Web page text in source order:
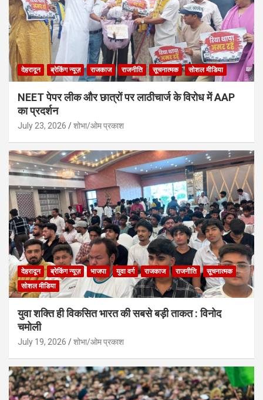
देहरादून ब्रेकिंग न्यूज़ राजकाज राजनीति सूचनात्मक सोशल मीडिया
NEET पेपर लीक और छात्रों पर लाठीचार्ज के विरोध में AAP
का प्रदर्शन
July 23, 2026 शोभा/ओम प्रकाश
देहरादून ब्रेकिंग न्यूज़ भाजपा युवा वर्ग राजकाज राजनीति
सूचनात्मक
सोशल मीडिया
युवा शक्ति ही विकसित भारत की सबसे बड़ी ताकत : विनोद
चमोली
July 19, 2026 शोभा/ओम प्रकाश